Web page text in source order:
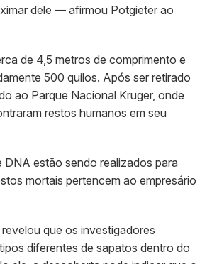
dele — afirmou Potgieter ao
de 4,5 metros de comprimento e
500 quilos. Após ser retirado
ao Parque Nacional Kruger, onde
restos humanos em seu
DNA estão sendo realizados para
mortais pertencem ao empresário
que os investigadores
diferentes de sapatos dentro do